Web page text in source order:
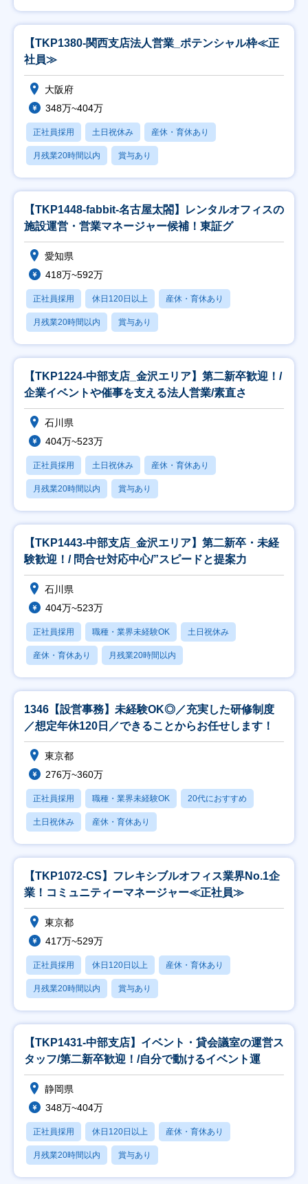
【TKP1380-関西支店法人営業_ポテンシャル枠≪正
社員≫
大阪府
348万~404万
正社員採用 土日祝休み 産休・育休あり
月残業20時間以内 賞与あり
【TKP1448-fabbit-名古屋太閤】レンタルオフィスの
施設運営・営業マネージャー候補！東証グ
愛知県
418万~592万
正社員採用 休日120日以上 産休・育休あり
月残業20時間以内 賞与あり
【TKP1224-中部支店_金沢エリア】第二新卒歓迎！/
企業イベントや催事を支える法人営業/素直さ
石川県
404万~523万
正社員採用 土日祝休み 産休・育休あり
月残業20時間以内 賞与あり
【TKP1443-中部支店_金沢エリア】第二新卒・未経
験歓迎！/ 問合せ対応中心/”スピードと提案力
石川県
404万~523万
正社員採用 職種・業界未経験OK 土日祝休み
産休・育休あり 月残業20時間以内
1346【設営事務】未経験OK◎／充実した研修制度
／想定年休120日／できることからお任せします！
東京都
276万~360万
正社員採用 職種・業界未経験OK 20代におすすめ
土日祝休み 産休・育休あり
【TKP1072-CS】フレキシブルオフィス業界No.1企
業！コミュニティーマネージャー≪正社員≫
東京都
417万~529万
正社員採用 休日120日以上 産休・育休あり
月残業20時間以内 賞与あり
【TKP1431-中部支店】イベント・貸会議室の運営ス
タッフ/第二新卒歓迎！/自分で動けるイベント運
静岡県
348万~404万
正社員採用 休日120日以上 産休・育休あり
月残業20時間以内 賞与あり